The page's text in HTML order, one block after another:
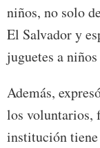
niños, no solo
El Salvador y
juguetes a
Además,
los voluntarios,
institución